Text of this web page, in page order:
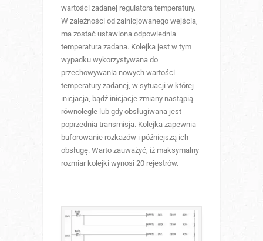
wartości zadanej regulatora temperatury.
W zależności od zainicjowanego wejścia,
ma zostać ustawiona odpowiednia
temperatura zadana. Kolejka jest w tym
wypadku wykorzystywana do
przechowywania nowych wartości
temperatury zadanej, w sytuacji w której
inicjacja, bądź inicjacje zmiany nastąpią
równolegle lub gdy obsługiwana jest
poprzednia transmisja. Kolejka zapewnia
buforowanie rozkazów i późniejszą ich
obsługę. Warto zauważyć, iż maksymalny
rozmiar kolejki wynosi 20 rejestrów.